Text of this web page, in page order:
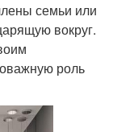
семьи или
вокруг.
роль